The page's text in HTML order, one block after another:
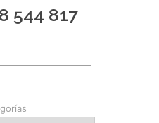
544 817